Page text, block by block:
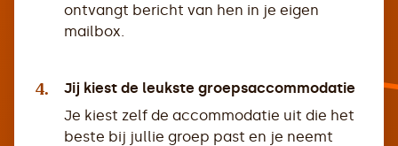
ontvangt bericht van hen in je eigen
mailbox.
4.
Jij kiest de leukste groepsaccommodatie
Je kiest zelf de accommodatie uit die het
beste bij jullie groep past en je neemt